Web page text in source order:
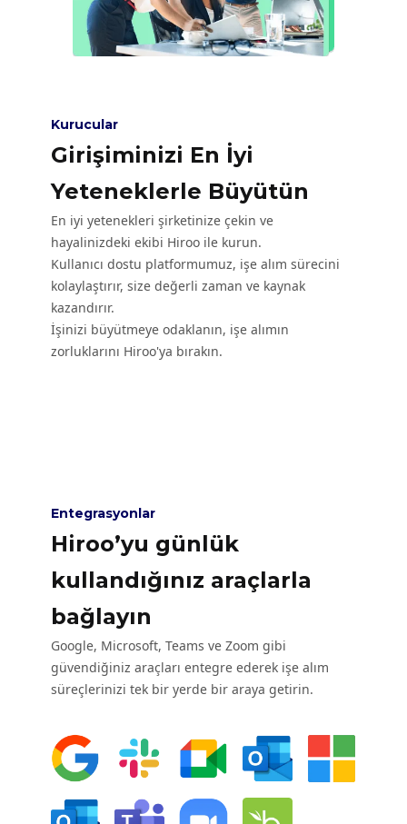
Kurucular
Girişiminizi En İyi
Yeteneklerle Büyütün
En iyi yetenekleri şirketinize çekin ve
hayalinizdeki ekibi Hiroo ile kurun.
Kullanıcı dostu platformumuz, işe alım sürecini
kolaylaştırır, size değerli zaman ve kaynak
kazandırır.
İşinizi büyütmeye odaklanın, işe alımın
zorluklarını Hiroo'ya bırakın.
Entegrasyonlar
Hiroo’yu günlük
kullandığınız araçlarla
bağlayın
Google, Microsoft, Teams ve Zoom gibi
güvendiğiniz araçları entegre ederek işe alım
süreçlerinizi tek bir yerde bir araya getirin.